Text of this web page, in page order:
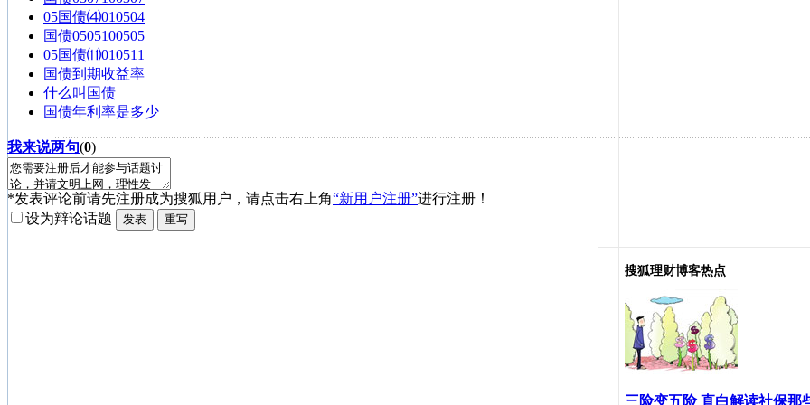
05国债⑷010504
国债0505100505
05国债⑾010511
国债到期收益率
什么叫国债
国债年利率是多少
我来说两句(0)
*发表评论前请先注册成为搜狐用户，请点击右上角“新用户注册”进行注册！
设为辩论话题
搜狐理财博客热点
三险变五险 直白解读社保那